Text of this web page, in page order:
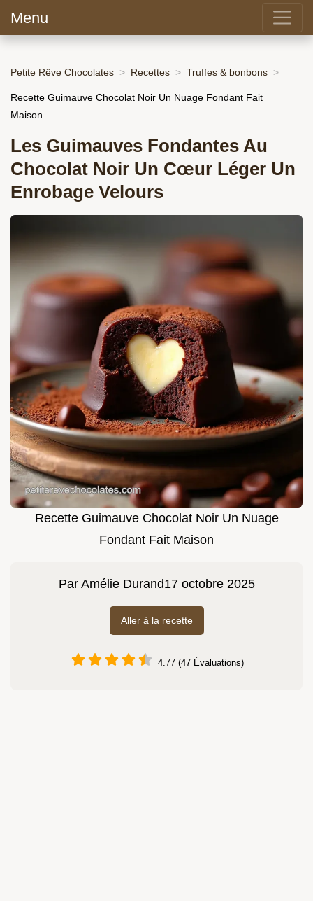
Menu
Petite Rêve Chocolates Recettes Truffes & bonbons
Recette Guimauve Chocolat Noir Un Nuage Fondant Fait
Maison
Les Guimauves Fondantes Au
Chocolat Noir Un Cœur Léger Un
Enrobage Velours
Recette Guimauve Chocolat Noir Un Nuage
Fondant Fait Maison
Par Amélie Durand17 octobre 2025
Aller à la recette
4.77 (47 Évaluations)